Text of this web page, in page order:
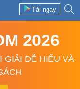
Tải ngay
2026
GIẢI DỄ HIỂU VÀ